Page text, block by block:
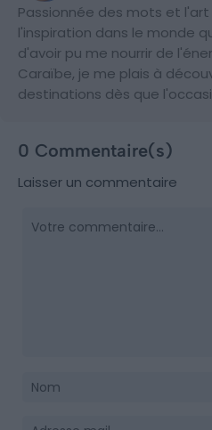
Passionnée des mots et
l'inspiration dans le monde
d'avoir pu me nourrir de
Caraïbe, je me plais à
destinations dès que
0 Commentaire(s)
Laisser un commentaire